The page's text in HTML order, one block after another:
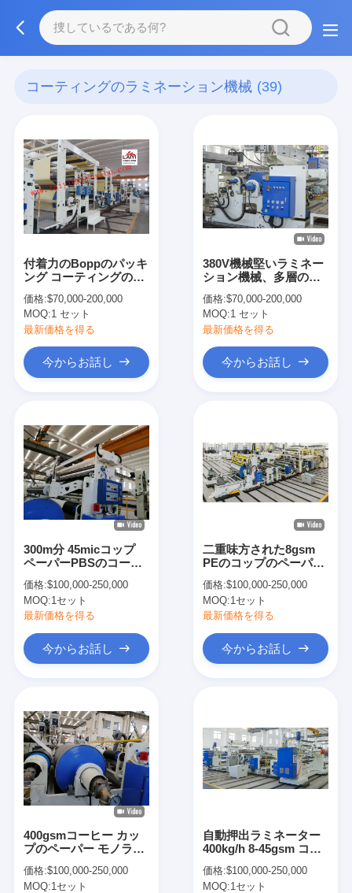
コーティングのラミネーション機械 (39)
付着力のBoppのパッキ
ング コーティングのラ
価格:$70,000-200,000
MOQ:1 セット
最新価格を得る
今からお話し
380V機械堅いラミネー
ション機械、多層の無
機械
価格:$70,000-200,000
MOQ:1 セット
最新価格を得る
今からお話し
300m分 45micコップ
ペーパーPBSのコーテ
ン機械
価格:$100,000-250,000
MOQ:1セット
最新価格を得る
今からお話し
二重味方された8gsm
PEのコップのペーパー
ラミネーション機械
価格:$100,000-250,000
MOQ:1セット
最新価格を得る
今からお話し
400gsmコーヒー カッ
プのペーパー モノラル
のラミネータ
価格:$100,000-250,000
MOQ:1セット
自動押出ラミネーター
400kg/h 8-45gsm コー
価格:$100,000-250,000
MOQ:1セット